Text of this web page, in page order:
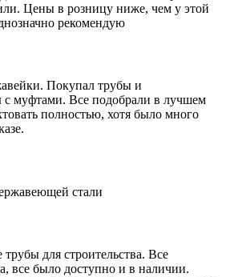
Цены в розницу ниже, чем у этой
рекомендую
Покупал трубы и
с муфтами. Все подобрали в лучшем
полностью, хотя было много
стали
для строительства. Все
все было доступно и в наличии.